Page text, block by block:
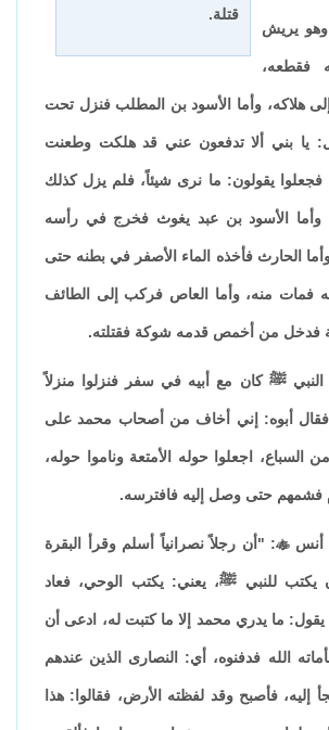
قتلة.
يريش
فقطعه،
هلاكه، وأما الأسود بن المطلب فنزل تحت
يا بني ألا تدفعون عني قد هلكت وطعنت
يقولون: ما نرى شيئاً، فلم يزل كذلك
وأما الأسود بن عبد يغوث فخرج في رأسه
الحارث فأخذه الماء الأصفر في بطنه حتى
منه، وأما العاص فركب إلى الطائف
من أخمص قدمه شوكة فقتلته.
ﷺ كان مع أبيه في سفر فنزلوا منزلاً
أبوه: إني أخاف من أصحاب محمد على
السباع، اجعلوا حوله الأمتعة وناموا حوله،
فشمهم حتى وصل إليه فافترسه.
أنس: "أن رجلاً نصرانياً أسلم وقرأ البقرة
يكتب للنبي ﷺ، يعني: يكتب الوحي، فعاد
يقول: ما يدري محمد إلا ما كتبت له، ادعى أن
الله فدفنوه، أي: النصارى الذين عندهم
إليه، فأصبح وقد لفظته الأرض، فقالوا: هذا